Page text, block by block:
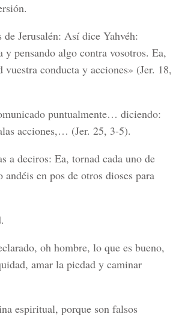
Jerusalén: Así dice Yahvéh:
pensando algo contra vosotros. Ea,
conducta y acciones» (Jer. 18,
puntualmente… diciendo:
acciones,… (Jer. 25, 3-5).
a deciros: Ea, tornad cada uno de
en pos de otros dioses para
oh hombre, lo que es bueno,
amar la piedad y caminar
espiritual, porque son falsos